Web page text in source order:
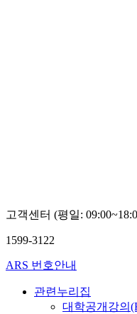
고객센터 (평일:
1599-3122
ARS 번호안내
관련누리집
대학공개강의